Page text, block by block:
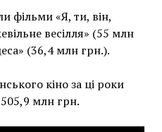
фільми «Я, ти, він,
весілля» (55 млн
(36,4 млн грн.).
кіно за ці роки
млн грн.